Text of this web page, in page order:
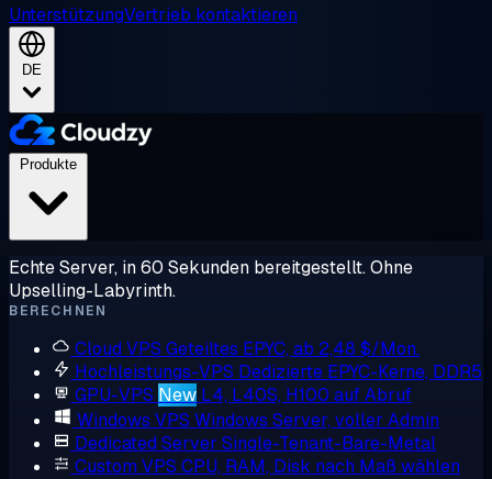
UnterstützungVertrieb kontaktieren
DE
Echte Server, in 60 Sekunden bereitgestellt. Ohne
Upselling-Labyrinth.
BERECHNEN
Cloud VPS Geteiltes EPYC, ab 2,48 $/Mon.
Hochleistungs-VPS Dedizierte EPYC-Kerne, DDR5
GPU-VPS New L4, L40S, H100 auf Abruf
Windows VPS Windows Server, voller Admin
Dedicated Server Single-Tenant-Bare-Metal
Custom VPS CPU, RAM, Disk nach Maß wählen